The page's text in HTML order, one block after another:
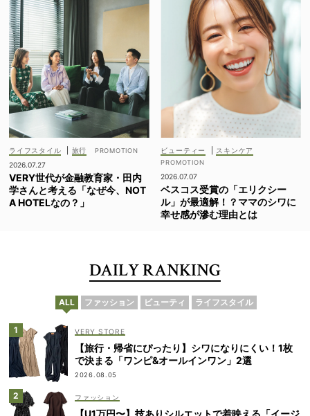
ライフスタイル
旅行
2026.07.27
VERY世代が金融教育家・田内
学さんと考える「なぜ今、NOT
A HOTELなの？」
ビューティー スキンケア
2026.07.07
ベスコス受賞の「エリクシー
ル」が最適解！？ママのシワに
幸せ感が滲む理由とは
DAILY RANKING
ALL ファッション ビューティ ライフスタイル
VERY STORE
【旅行・帰省にぴったり】シワになりにくい！1枚
で決まる「ワンピ&オールインワン」2選
2026.08.05
ファッション
【U1万円〜】技ありシルエットで着映える「イージ